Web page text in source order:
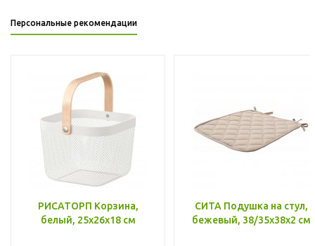
Персональные рекомендации
РИСАТОРП Корзина,
белый, 25x26x18 см
СИТА Подушка на стул,
бежевый, 38/35x38x2 см